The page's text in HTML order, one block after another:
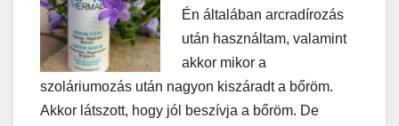
Én általában arcradírozás
után használtam, valamint
akkor mikor a
szoláriumozás után nagyon kiszáradt a bőröm.
Akkor látszott, hogy jól beszívja a bőröm. De